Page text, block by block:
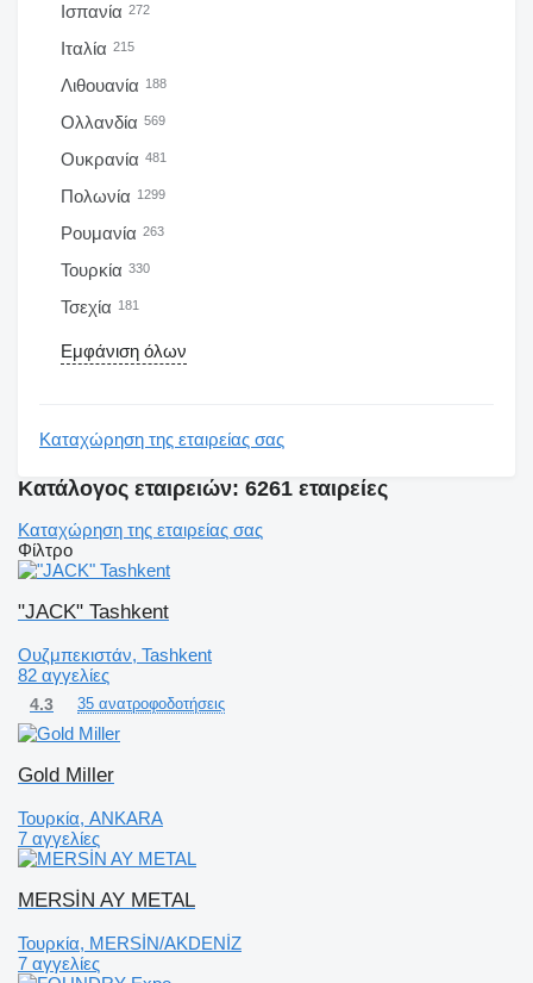
Ισπανία 272
Ιταλία 215
Λιθουανία 188
Ολλανδία 569
Ουκρανία 481
Πολωνία 1299
Ρουμανία 263
Τουρκία 330
Τσεχία 181
Εμφάνιση όλων
Καταχώρηση της εταιρείας σας
Κατάλογος εταιρειών: 6261 εταιρείες
Καταχώρηση της εταιρείας σας
Φίλτρο
"JACK" Tashkent
Ουζμπεκιστάν, Tashkent
82 αγγελίες
4.3 35 ανατροφοδοτήσεις
Gold Miller
Τουρκία, ANKARA
7 αγγελίες
MERSİN AY METAL
Τουρκία, MERSİN/AKDENİZ
7 αγγελίες